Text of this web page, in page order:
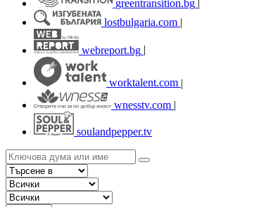
greentransition.bg |
lostbulgaria.com |
webreport.bg
worktalent.com |
wnesstv.com |
soulandpepper.tv